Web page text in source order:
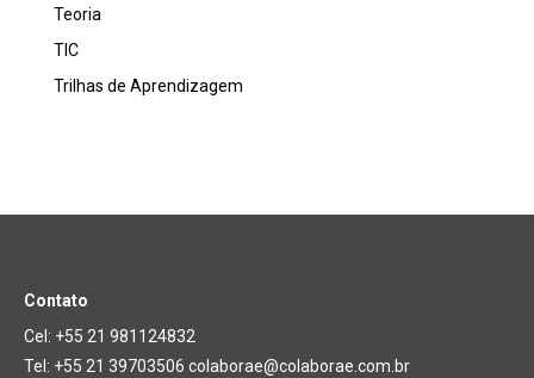
Teoria
TIC
Trilhas de Aprendizagem
Contato
Cel: +55 21 981124832
Tel: +55 21 39703506 colaborae@colaborae.com.br